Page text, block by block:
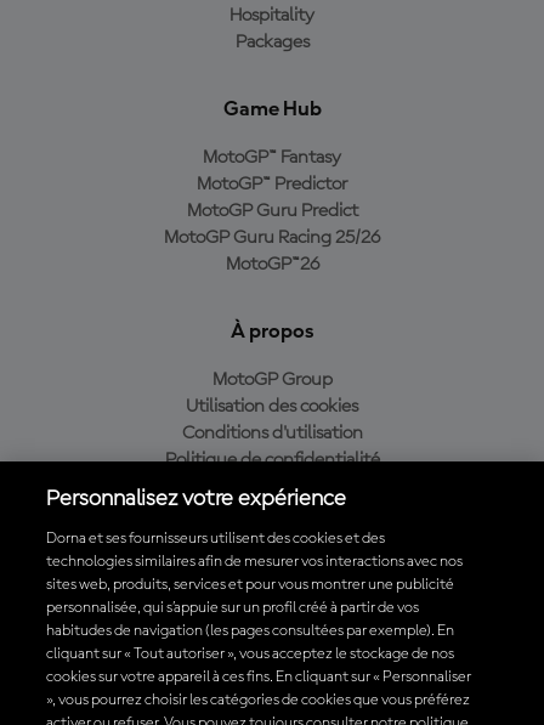
Hospitality
Packages
Game Hub
MotoGP™ Fantasy
MotoGP™ Predictor
MotoGP Guru Predict
MotoGP Guru Racing 25/26
MotoGP™26
À propos
MotoGP Group
Utilisation des cookies
Conditions d'utilisation
Politique de confidentialité
Politique d’achat
Télécharger l'appli officielle du MotoGP™
© 2026 MotoGP Sports Entertainment Group. Tous droits réservés.
Personnalisez votre expérience
Dorna et ses fournisseurs utilisent des cookies et des
technologies similaires afin de mesurer vos interactions avec nos
sites web, produits, services et pour vous montrer une publicité
personnalisée, qui s’appuie sur un profil créé à partir de vos
habitudes de navigation (les pages consultées par exemple). En
cliquant sur « Tout autoriser », vous acceptez le stockage de nos
cookies sur votre appareil à ces fins. En cliquant sur « Personnaliser
», vous pourrez choisir les catégories de cookies que vous préférez